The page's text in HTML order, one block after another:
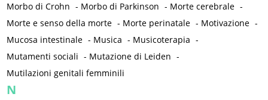
Morbo di Crohn - Morbo di Parkinson - Morte cerebrale -
Morte e senso della morte - Morte perinatale - Motivazione -
Mucosa intestinale - Musica - Musicoterapia -
Mutamenti sociali - Mutazione di Leiden -
Mutilazioni genitali femminili
N